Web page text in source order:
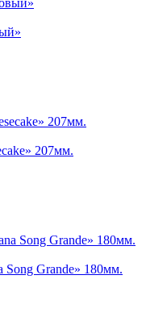
207мм.
Song Grande» 180мм.